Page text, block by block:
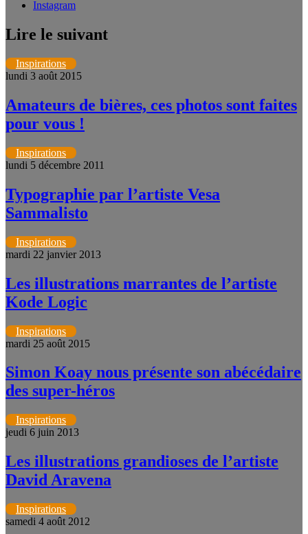
Instagram
Lire le suivant
Inspirations
lundi 3 août 2015
Amateurs de bières, ces photos sont faites
pour vous !
Inspirations
lundi 5 décembre 2011
Typographie par l’artiste Vesa
Sammalisto
Inspirations
mardi 22 janvier 2013
Les illustrations marrantes de l’artiste
Kode Logic
Inspirations
mardi 25 août 2015
Simon Koay nous présente son abécédaire
des super-héros
Inspirations
jeudi 6 juin 2013
Les illustrations grandioses de l’artiste
David Aravena
Inspirations
samedi 4 août 2012